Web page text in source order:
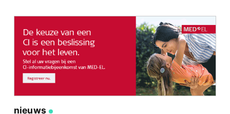
nieuws